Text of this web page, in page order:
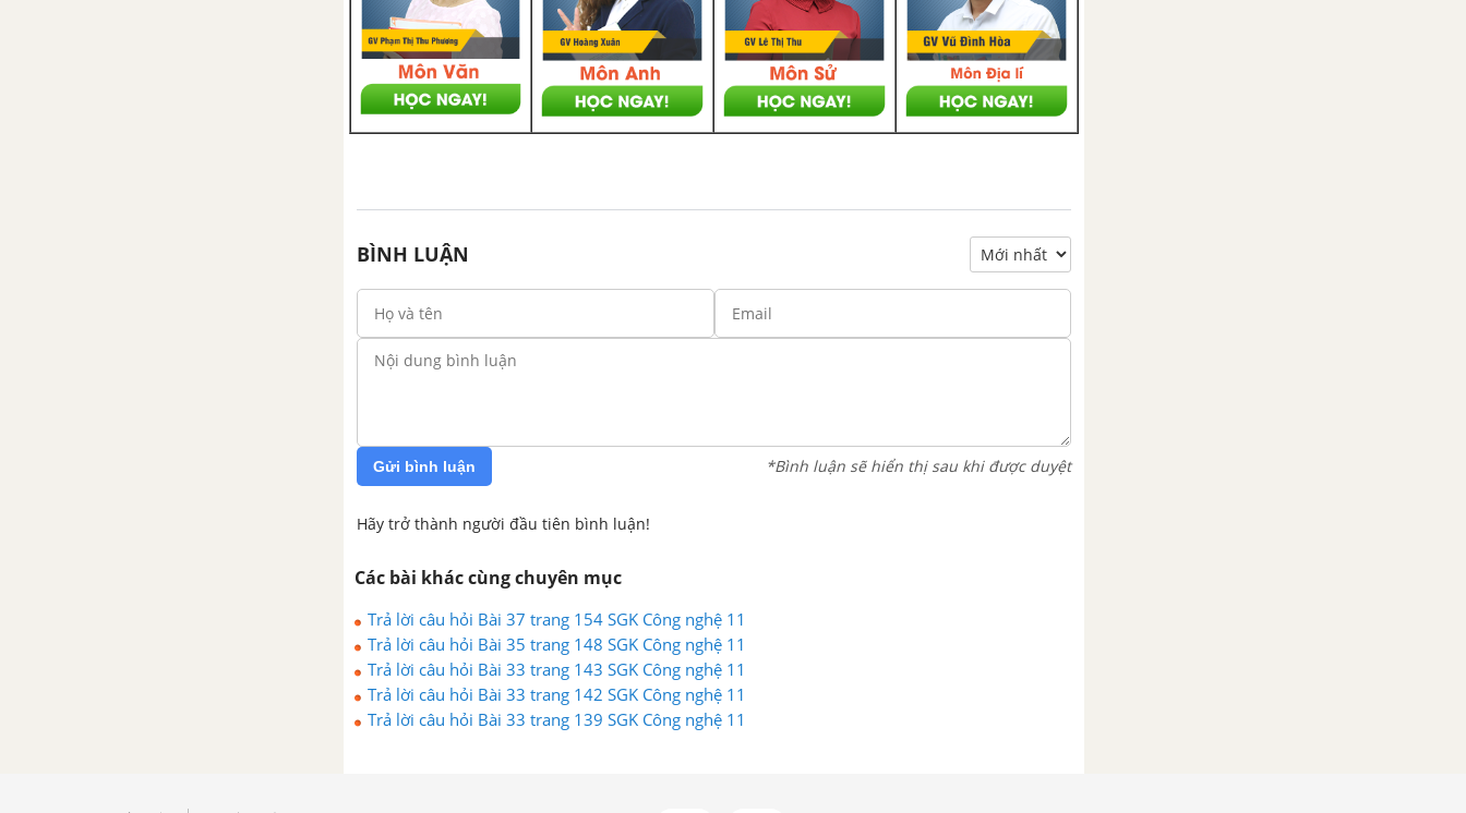
BÌNH LUẬN
Gửi bình luận *Bình luận sẽ hiển thị sau khi được duyệt
Hãy trở thành người đầu tiên bình luận!
Các bài khác cùng chuyên mục
Trả lời câu hỏi Bài 37 trang 154 SGK Công nghệ 11
Trả lời câu hỏi Bài 35 trang 148 SGK Công nghệ 11
Trả lời câu hỏi Bài 33 trang 143 SGK Công nghệ 11
Trả lời câu hỏi Bài 33 trang 142 SGK Công nghệ 11
Trả lời câu hỏi Bài 33 trang 139 SGK Công nghệ 11